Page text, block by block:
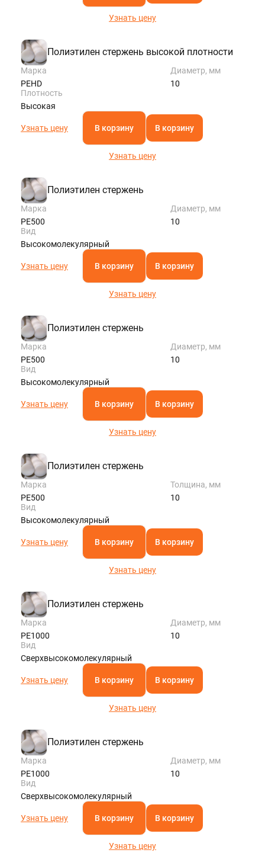
Узнать цену
Полиэтилен стержень высокой плотности
Марка
PEHD
Диаметр, мм
10
Плотность
Высокая
Узнать цену В корзину В корзину
Узнать цену
Полиэтилен стержень
Марка
РЕ500
Диаметр, мм
10
Вид
Высокомолекулярный
Узнать цену В корзину В корзину
Узнать цену
Полиэтилен стержень
Марка
РЕ500
Диаметр, мм
10
Вид
Высокомолекулярный
Узнать цену В корзину В корзину
Узнать цену
Полиэтилен стержень
Марка
РЕ500
Толщина, мм
10
Вид
Высокомолекулярный
Узнать цену В корзину В корзину
Узнать цену
Полиэтилен стержень
Марка
РЕ1000
Диаметр, мм
10
Вид
Сверхвысокомолекулярный
Узнать цену В корзину В корзину
Узнать цену
Полиэтилен стержень
Марка
РЕ1000
Диаметр, мм
10
Вид
Сверхвысокомолекулярный
Узнать цену В корзину В корзину
Узнать цену